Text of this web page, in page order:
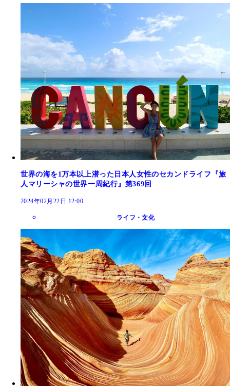
世界の海を1万本以上潜った日本人女性のセカンドライフ『旅
人マリーシャの世界一周紀行』第369回
2024年02月22日 12:00
ライフ・文化